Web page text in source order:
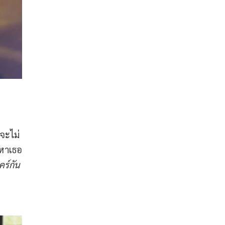
ะไม่
เธอ
ร์กัน